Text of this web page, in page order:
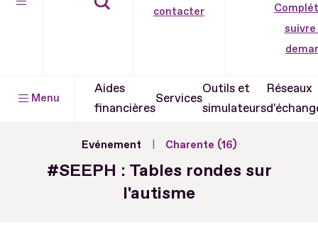
contacter
suivre
Menu
Aides
financières
Services
Outils et
simulateurs
Réseaux
Evénement Charente (16)
#SEEPH : Tables rondes sur
l'autisme